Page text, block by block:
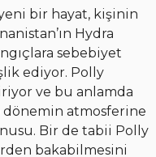
bir hayat, kişinin
Hydra
sebebiyet
ediyor. Polly
ve bu anlamda
dönemin atmosferine
Bir de tabii Polly
bakabilmesini